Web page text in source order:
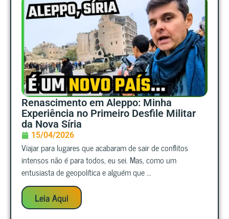
Renascimento em Aleppo: Minha
Experiência no Primeiro Desfile Militar
da Nova Síria
15/04/2026
Viajar para lugares que acabaram de sair de conflitos
intensos não é para todos, eu sei. Mas, como um
entusiasta de geopolítica e alguém que ...
Leia Aqui